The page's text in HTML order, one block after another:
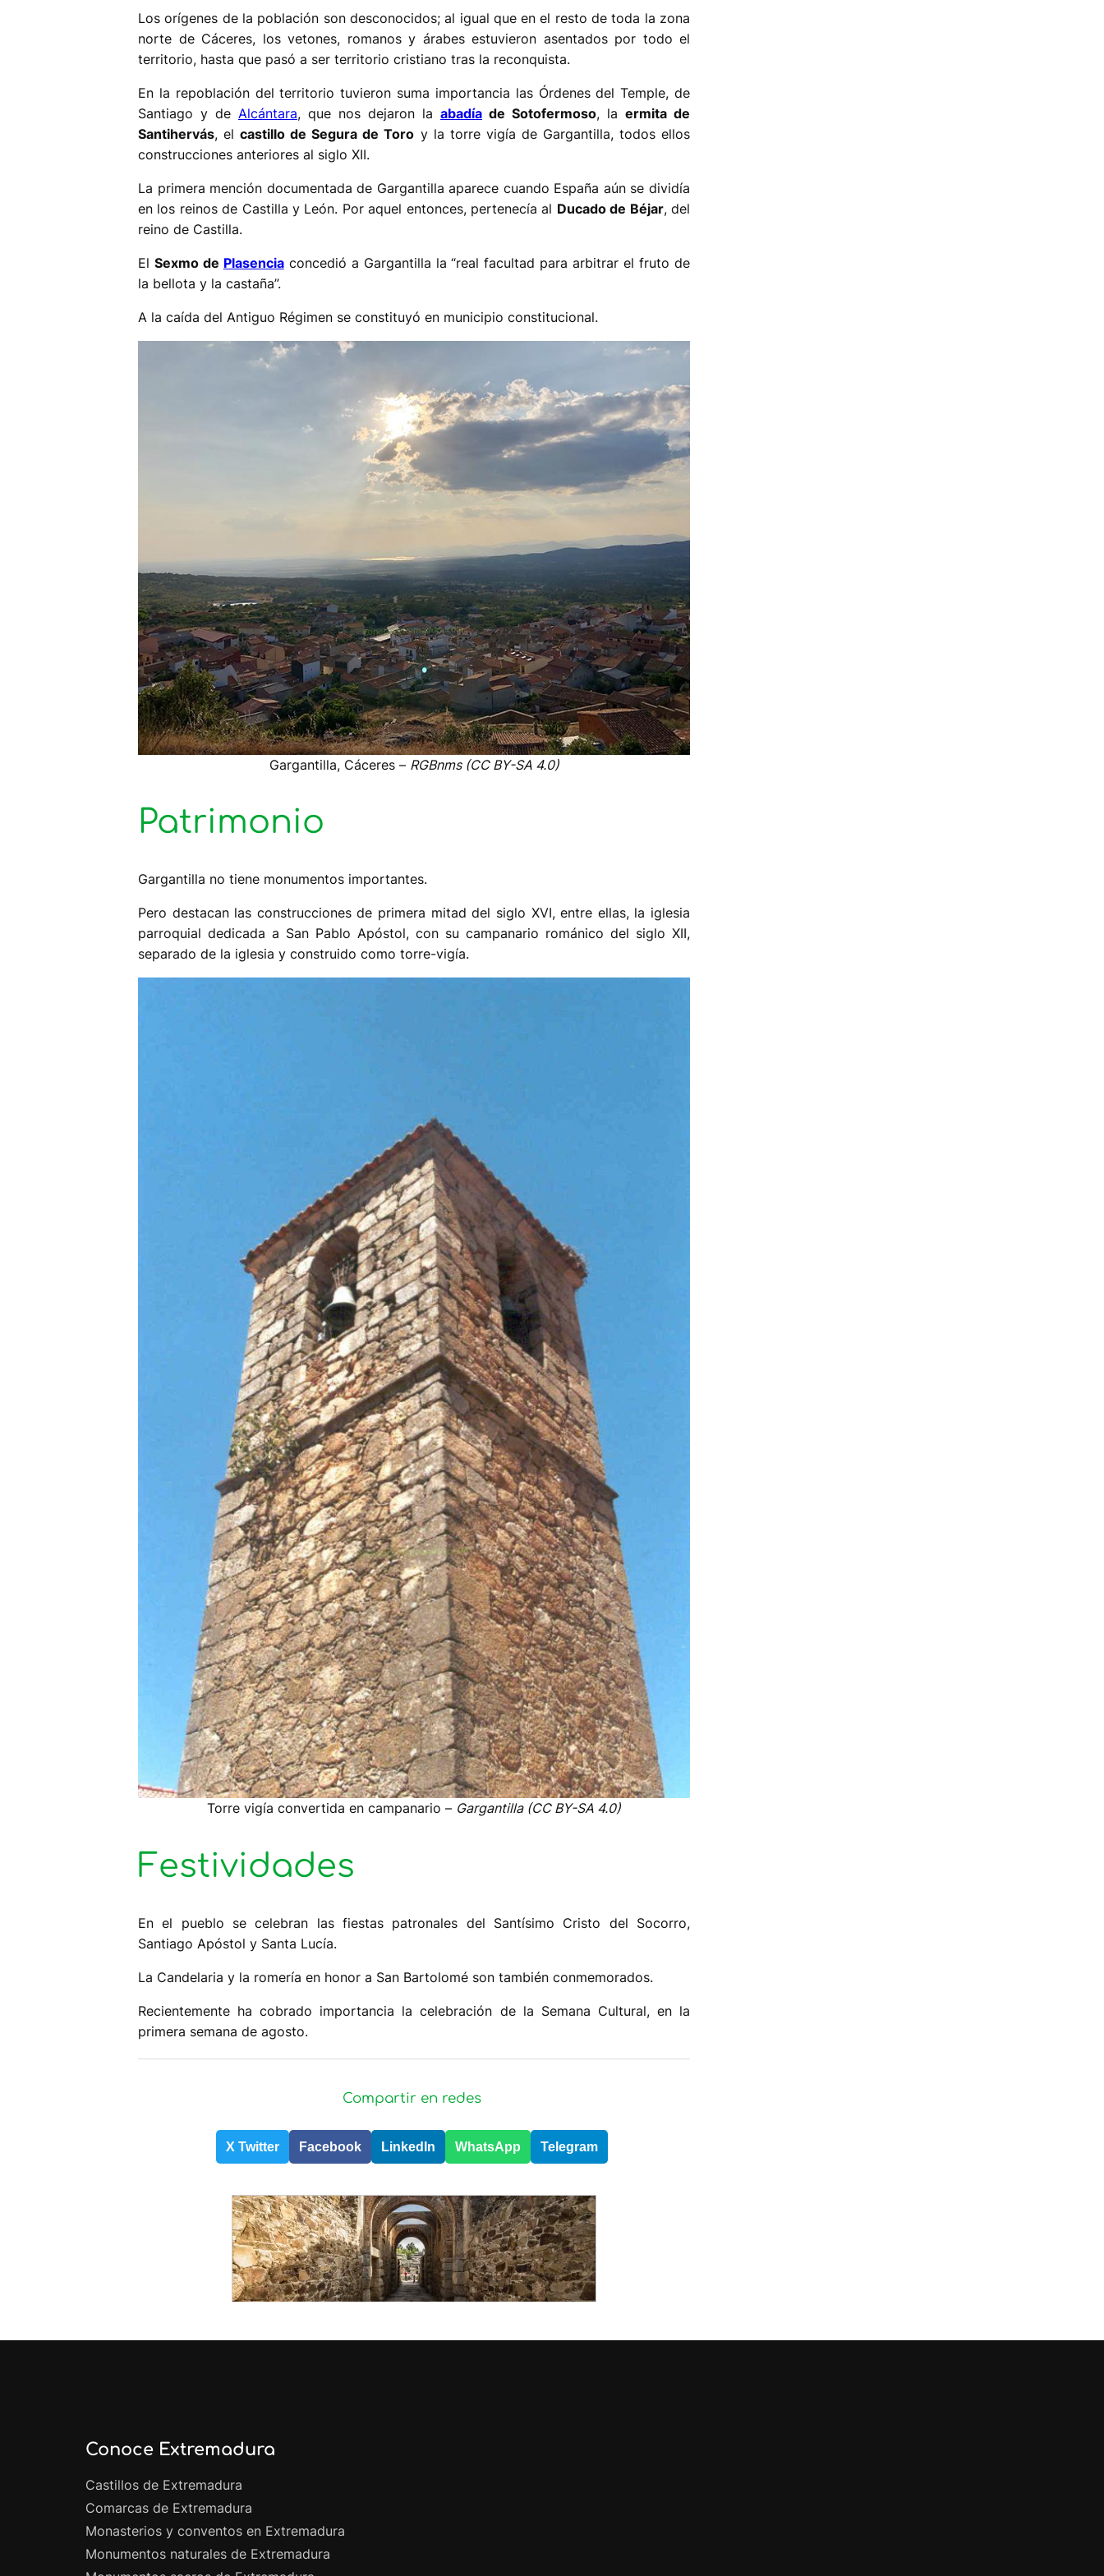
Los orígenes de la población son desconocidos; al igual que en el resto de toda la zona
norte de Cáceres, los vetones, romanos y árabes estuvieron asentados por todo el
territorio, hasta que pasó a ser territorio cristiano tras la reconquista.
En la repoblación del territorio tuvieron suma importancia las Órdenes del Temple, de
Santiago y de Alcántara, que nos dejaron la abadía de Sotofermoso, la ermita de
Santihervás, elcastillo de Segura de Toro y la torre vigía de Gargantilla, todos ellos
construcciones anteriores al siglo XII.
La primera mención documentada de Gargantilla aparece cuando España aún se dividía
en los reinos de Castilla y León. Por aquel entonces, pertenecía al Ducado de Béjar, del
reino de Castilla.
El Sexmo de Plasenciaconcedió a Gargantilla la “real facultad para arbitrar el fruto de
la bellota y la castaña”.
A la caída del Antiguo Régimen se constituyó en municipio constitucional.
Gargantilla, Cáceres – RGBnms (CC BY-SA 4.0)
Patrimonio
Gargantilla no tiene monumentos importantes.
Pero destacan las construcciones de primera mitad del siglo XVI, entre ellas, la iglesia
parroquial dedicada a San Pablo Apóstol, con su campanario románico del siglo XII,
separado de la iglesia y construido como torre-vigía.
Torre vigía convertida en campanario – Gargantilla (CC BY-SA 4.0)
Festividades
En el pueblo se celebran las fiestas patronales del Santísimo Cristo del Socorro,
Santiago Apóstol y Santa Lucía.
La Candelaria y la romería en honor a San Bartolomé son también conmemorados.
Recientemente ha cobrado importancia la celebración de la Semana Cultural, en la
primera semana de agosto.
Compartir en redes
X Twitter Facebook LinkedIn WhatsApp Telegram
Conoce Extremadura
Castillos de Extremadura
Comarcas de Extremadura
Monasterios y conventos en Extremadura
Monumentos naturales de Extremadura